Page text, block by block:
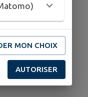
MON CHOIX
AUTORISER